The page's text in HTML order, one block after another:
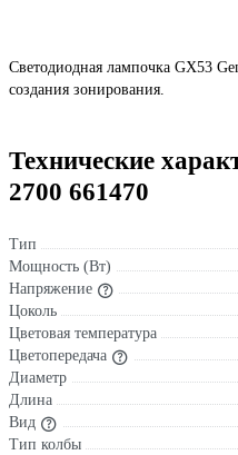
Светодиодная лампочка GX53
создания зонирования.
Технические
2700 661470
Тип
Мощность (Вт)
Напряжение
Цоколь
Цветовая температура
Цветопередача
Диаметр
Длина
Вид
Тип колбы